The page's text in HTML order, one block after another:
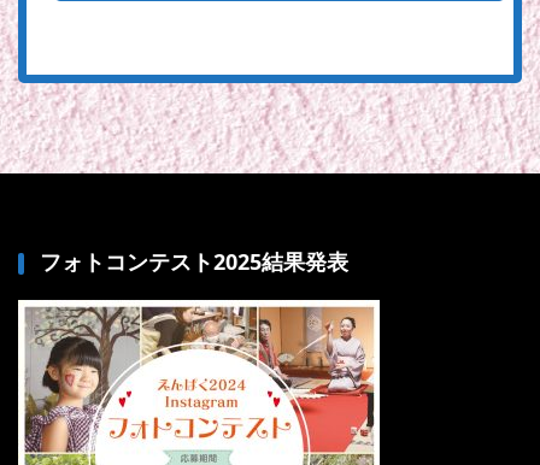
フォトコンテスト2025結果発表